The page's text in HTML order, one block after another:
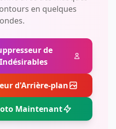
en quelques
de
d'Arrière-plan
Maintenant